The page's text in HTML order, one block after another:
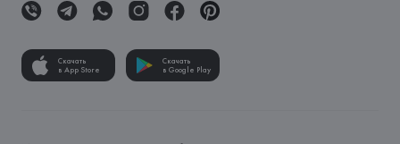
Скачать
в App Store
Скачать
в Google Play